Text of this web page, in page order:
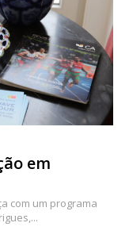
em
com um programa